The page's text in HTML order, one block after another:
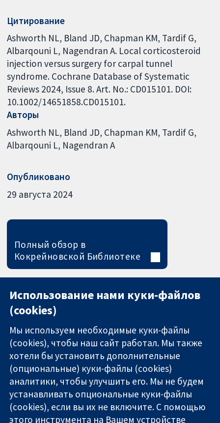
Цитирование
Ashworth NL, Bland JD, Chapman KM, Tardif G,
Albarqouni L, Nagendran A. Local corticosteroid
injection versus surgery for carpal tunnel
syndrome. Cochrane Database of Systematic
Reviews 2024, Issue 8. Art. No.: CD015101. DOI:
10.1002/14651858.CD015101.
Авторы
Ashworth NL Bland JD Chapman KM Tardif G
Albarqouni L Nagendran A
Опубликовано
29 августа 2024
Полный обзор в
Кокрейновской Библиотеке
Надёжные
доказательства
11-13 Cavendish
Square
London
W1G 0AN
Связаться с
нами
Новости
Пресс-
Использование нами куки-файлов
(cookies)
Мы используем необходимые куки-файлы
(cookies), чтобы наш сайт работал. Мы также
хотели бы установить дополнительные
(опциональные) куки-файлы (cookies)
аналитики, чтобы улучшить его. Мы не будем
устанавливать опциональные куки-файлы
(cookies), если вы их не включите. С помощью
этого инструмента на Вашем устройстве